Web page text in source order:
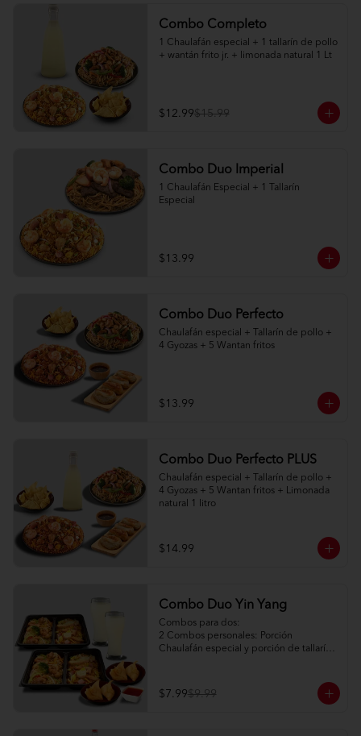
Combo Completo
1 Chaulafán especial + 1 tallarín de pollo
+ wantán frito jr. + limonada natural 1 Lt
$12.99$15.99
Combo Duo Imperial
1 Chaulafán Especial + 1 Tallarín
Especial
$13.99
Combo Duo Perfecto
Chaulafán especial + Tallarín de pollo +
4 Gyozas + 5 Wantan fritos
$13.99
Combo Duo Perfecto PLUS
Chaulafán especial + Tallarín de pollo +
4 Gyozas + 5 Wantan fritos + Limonada
natural 1 litro
$14.99
Combo Duo Yin Yang
Combos para dos:
2 Combos personales: Porción
Chaulafán especial y porción de tallarín
agridulce
2 limonadas naturales 250ml
$7.99$9.99